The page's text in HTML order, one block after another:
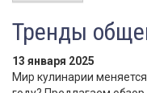
Тренды
13 января 2025
Мир кулинарии